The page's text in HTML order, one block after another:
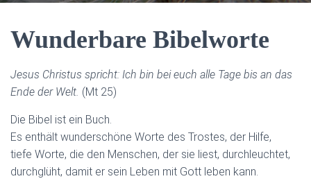
Wunderbare Bibelworte
Jesus Christus spricht: Ich bin bei euch alle Tage bis an das
Ende der Welt. (Mt 25)
Die Bibel ist ein Buch.
Es enthält wunderschöne Worte des Trostes, der Hilfe,
tiefe Worte, die den Menschen, der sie liest, durchleuchtet,
durchglüht, damit er sein Leben mit Gott leben kann.